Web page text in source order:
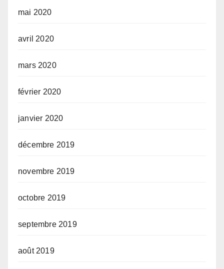
mai 2020
avril 2020
mars 2020
février 2020
janvier 2020
décembre 2019
novembre 2019
octobre 2019
septembre 2019
août 2019